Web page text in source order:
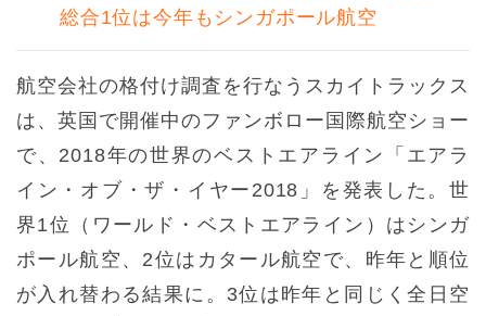
総合1位は今年もシンガポール航空
航空会社の格付け調査を行なうスカイトラックス
は、英国で開催中のファンボロー国際航空ショー
で、2018年の世界のベストエアライン「エアラ
イン・オブ・ザ・イヤー2018」を発表した。世
界1位（ワールド・ベストエアライン）はシンガ
ポール航空、2位はカタール航空で、昨年と順位
が入れ替わる結果に。3位は昨年と同じく全日空